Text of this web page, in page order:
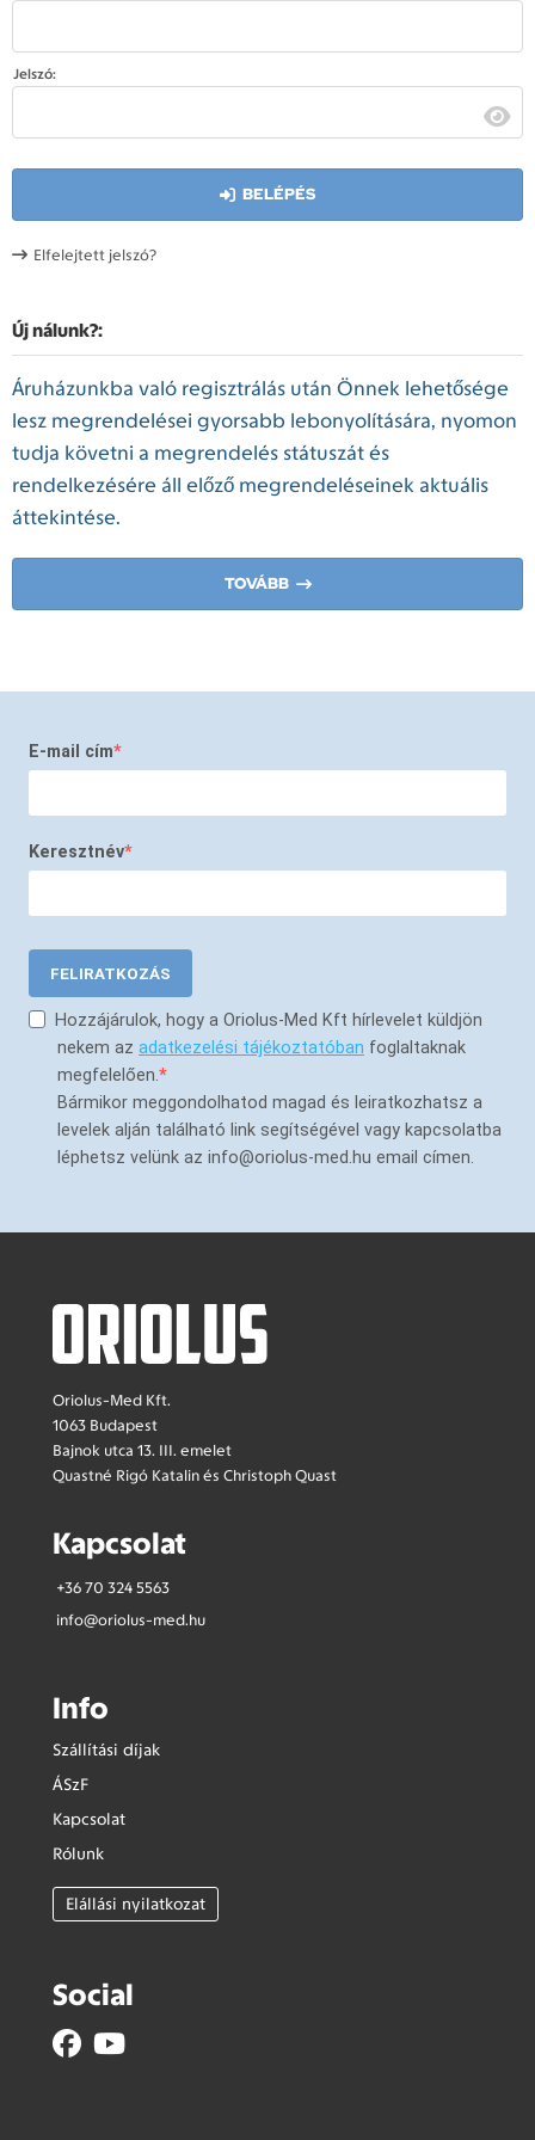
Jelszó:
BELÉPÉS
Elfelejtett jelszó?
Új nálunk?:
Áruházunkba való regisztrálás után Önnek lehetősége
lesz megrendelései gyorsabb lebonyolítására, nyomon
tudja követni a megrendelés státuszát és
rendelkezésére áll előző megrendeléseinek aktuális
áttekintése.
TOVÁBB
E-mail cím
Keresztnév
FELIRATKOZÁS
Hozzájárulok, hogy a Oriolus-Med Kft hírlevelet küldjön
nekem az adatkezelési tájékoztatóban foglaltaknak
megfelelően.
Bármikor meggondolhatod magad és leiratkozhatsz a
levelek alján található link segítségével vagy kapcsolatba
léphetsz velünk az info@oriolus-med.hu email címen.
Oriolus-Med Kft.
1063 Budapest
Bajnok utca 13. III. emelet
Quastné Rigó Katalin és Christoph Quast
Kapcsolat
+36 70 324 5563
info@oriolus-med.hu
Info
Szállítási díjak
ÁSzF
Kapcsolat
Rólunk
Elállási nyilatkozat
Social